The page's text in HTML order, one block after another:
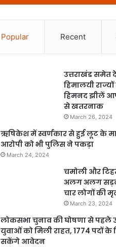
Popular Recent
उत्तराखंड समेत
हिमालयी
हिमनद झीलें
से खतरनाक
March 26, 2024
ऋषिकेश में स्वर्णकार से हुई लूट के
आरोपी को भी पुलिस ने पकड़ा
March 24, 2024
चमोली और
अलग अलग
चार लोगों की
March 23, 2024
लोकसभा चुनाव की घोषणा से पहले
युवाओं को मिली राहत, 1774 पदों के
सकेंगे आवेदन